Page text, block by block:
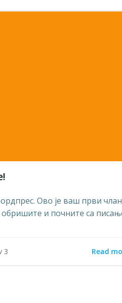
Ово је ваш први
и почните са
3 Read